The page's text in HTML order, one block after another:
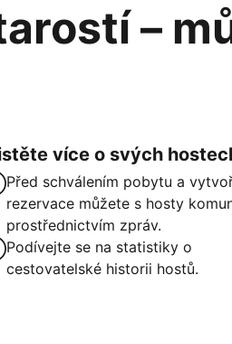
–
více o svých
Před schválením pobytu a
rezervace můžete s hosty
prostřednictvím zpráv.
Podívejte se na statistiky o
cestovatelské historii hostů.